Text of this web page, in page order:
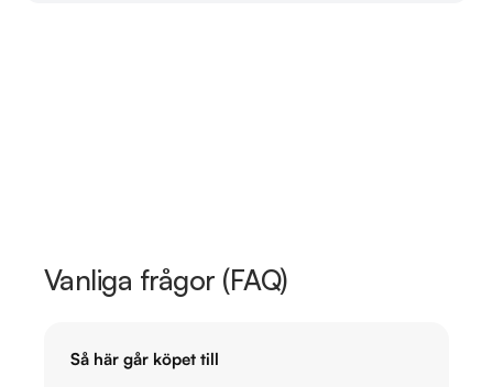
Vanliga frågor (FAQ)
Så här går köpet till